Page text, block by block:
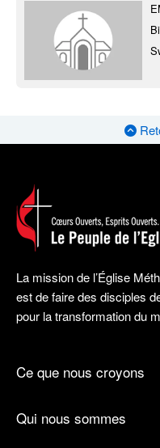
La mission de l’Église
est de faire des disciples
pour la transformation du
Ce que nous croyons
Qui nous sommes